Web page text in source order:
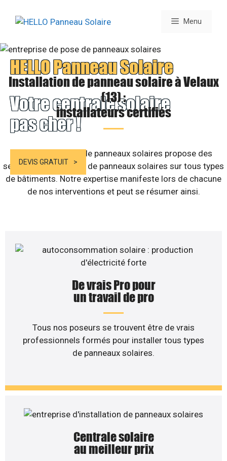
Menu
HELLO Panneau Solaire
Votre centrale solaire
pas cher !
DEVIS GRATUIT
Installation de panneau solaire à Velaux
(13) :
installateurs certifiés
Notre compagnie de panneaux solaires propose des
services d’installation de panneaux solaires sur tous types
de bâtiments. Notre expertise manifeste lors de chacune
de nos interventions et peut se résumer ainsi.
De vrais Pro pour
un travail de pro
Tous nos poseurs se trouvent être de vrais
professionnels formés pour installer tous types
de panneaux solaires.
Centrale solaire
au meilleur prix